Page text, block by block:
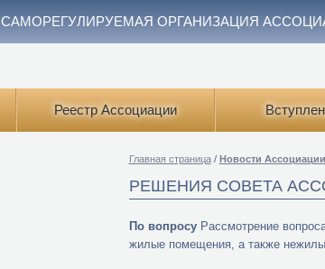
САМОРЕГУЛИРУЕМАЯ ОРГАНИЗАЦИЯ
Реестр Ассоциации
Главная страница / Новости Ассоциации
РЕШЕНИЯ СОВЕТА
По вопросуРассмотрение
жилые помещения, а также